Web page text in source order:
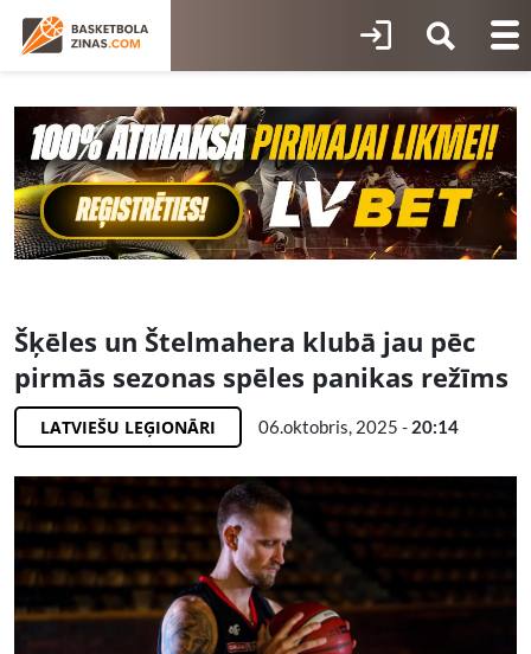
Šķēles un Štelmahera klubā jau pēc
pirmās sezonas spēles panikas režīms
LATVIEŠU LEĢIONĀRI 06.oktobris, 2025 - 20:14